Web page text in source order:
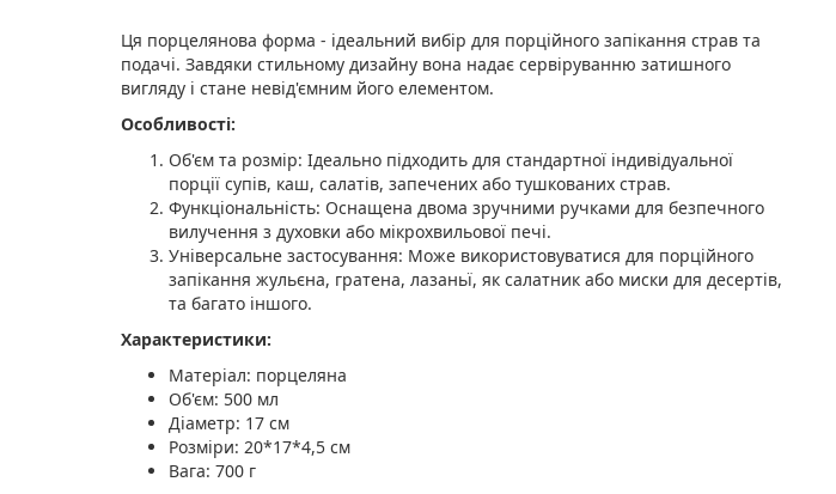
Ця порцелянова форма - ідеальний вибір для порційного запікання страв та
подачі. Завдяки стильному дизайну вона надає сервіруванню затишного
вигляду і стане невід'ємним його елементом.
Особливості:
Об'єм та розмір: Ідеально підходить для стандартної індивідуальної
порції супів, каш, салатів, запечених або тушкованих страв.
Функціональність: Оснащена двома зручними ручками для безпечного
вилучення з духовки або мікрохвильової печі.
Універсальне застосування: Може використовуватися для порційного
запікання жульєна, гратена, лазаньї, як салатник або миски для десертів,
та багато іншого.
Характеристики:
Матеріал: порцеляна
Об'єм: 500 мл
Діаметр: 17 см
Розміри: 20*17*4,5 см
Вага: 700 г